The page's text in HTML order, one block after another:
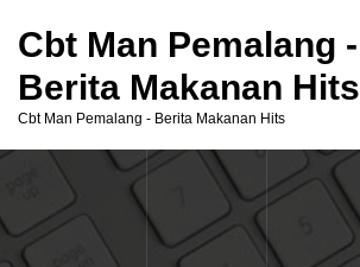
o
Cbt Man Pemalang -
Berita Makanan Hits
Cbt Man Pemalang - Berita Makanan Hits